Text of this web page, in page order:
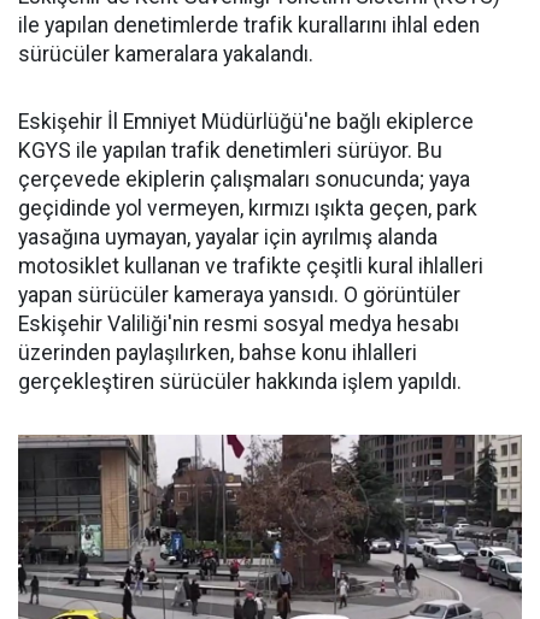
ile yapılan denetimlerde trafik kurallarını ihlal eden
sürücüler kameralara yakalandı.
Eskişehir İl Emniyet Müdürlüğü'ne bağlı ekiplerce
KGYS ile yapılan trafik denetimleri sürüyor. Bu
çerçevede ekiplerin çalışmaları sonucunda; yaya
geçidinde yol vermeyen, kırmızı ışıkta geçen, park
yasağına uymayan, yayalar için ayrılmış alanda
motosiklet kullanan ve trafikte çeşitli kural ihlalleri
yapan sürücüler kameraya yansıdı. O görüntüler
Eskişehir Valiliği'nin resmi sosyal medya hesabı
üzerinden paylaşılırken, bahse konu ihlalleri
gerçekleştiren sürücüler hakkında işlem yapıldı.